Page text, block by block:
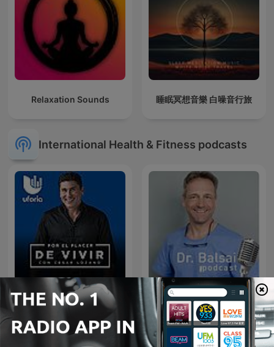
Relaxation Sounds 睡眠冥想音樂 白噪音行旅
International Health & Fitness podcasts
Por el Placer de Vivir con
el Dr. Cesar Lozano
Dr. Balsai Tamás és a
Perfect Smile Fogászat
csapatának hivatalos
podcast csatornája